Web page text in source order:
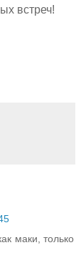
встреч!
маки, только